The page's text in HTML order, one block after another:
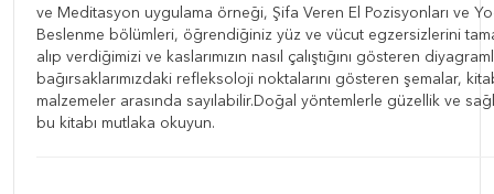
ve Meditasyon uygulama örneği, Şifa Veren El Pozisyonları ve
Beslenme bölümleri, öğrendiğiniz yüz ve vücut egzersizlerini
alıp verdiğimizi ve kaslarımızın nasıl çalıştığını gösteren
bağırsaklarımızdaki refleksoloji noktalarını gösteren şemalar,
malzemeler arasında sayılabilir.Doğal yöntemlerle güzellik ve
bu kitabı mutlaka okuyun.